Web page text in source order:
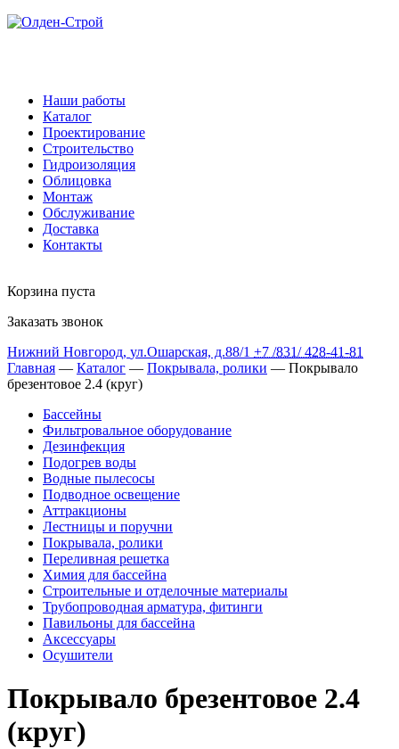
Наши работы
Каталог
Проектирование
Строительство
Гидроизоляция
Облицовка
Монтаж
Обслуживание
Доставка
Контакты
Корзина пуста
Заказать звонок
Нижний Новгород, ул.Ошарская, д.88/1 +7 /831/428-41-81
Главная — Каталог — Покрывала, ролики — Покрывало
брезентовое 2.4 (круг)
Бассейны
Фильтровальное оборудование
Дезинфекция
Подогрев воды
Водные пылесосы
Подводное освещение
Аттракционы
Лестницы и поручни
Покрывала, ролики
Переливная решетка
Химия для бассейна
Строительные и отделочные материалы
Трубопроводная арматура, фитинги
Павильоны для бассейна
Аксессуары
Осушители
Покрывало брезентовое 2.4
(круг)